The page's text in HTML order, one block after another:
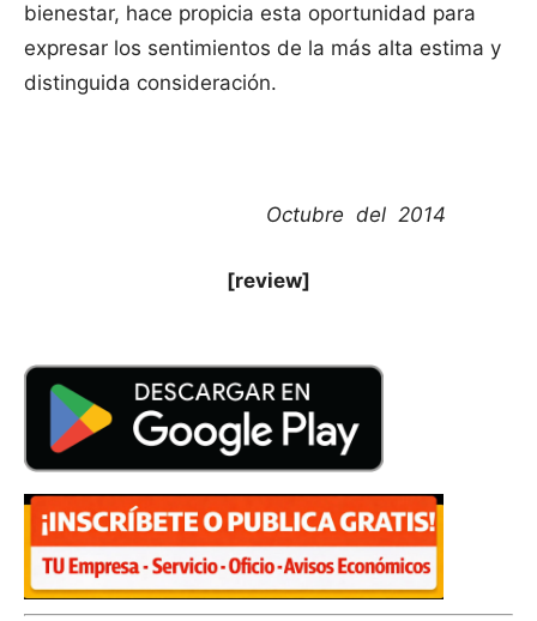
bienestar, hace propicia esta oportunidad para
expresar los sentimientos de la más alta estima y
distinguida consideración.
Octubre del 2014
[review]